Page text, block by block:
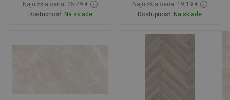
Najnižšia cena: 25,49 €
Dostupnosť: Na sklade
Najnižšia cena: 19,19 €
Dostupnosť: Na sklade
Do košíka